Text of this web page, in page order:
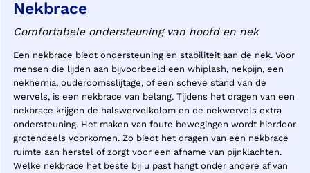
Nekbrace
Comfortabele ondersteuning van hoofd en nek
Een nekbrace biedt ondersteuning en stabiliteit aan de nek. Voor
mensen die lijden aan bijvoorbeeld een whiplash, nekpijn, een
nekhernia, ouderdomsslijtage, of een scheve stand van de
wervels, is een nekbrace van belang. Tijdens het dragen van een
nekbrace krijgen de halswervelkolom en de nekwervels extra
ondersteuning. Het maken van foute bewegingen wordt hierdoor
grotendeels voorkomen. Zo biedt het dragen van een nekbrace
ruimte aan herstel of zorgt voor een afname van pijnklachten.
Welke nekbrace het beste bij u past hangt onder andere af van